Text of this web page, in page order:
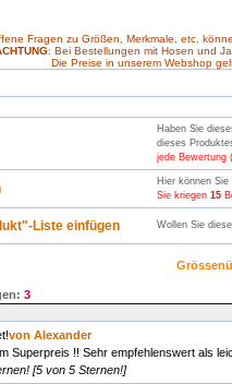
Fragen zu Größen, Merkmale, etc.
: Bei Bestellungen mit Hosen und
Die Preise in unserem Webshop
Haben Sie
dieses
jede Bewertung
Hier können
Sie kriegen 15
Liste einfügen Wollen Sie
3
von Alexander
Superpreis !! Sehr empfehlenswert als
[5 von 5 Sternen!]